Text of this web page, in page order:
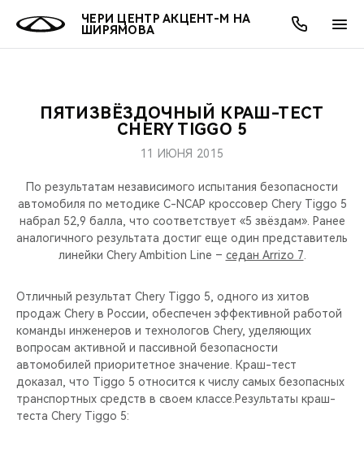
ЧЕРИ ЦЕНТР АКЦЕНТ-М НА
ШИРЯМОВА
МОДЕЛИ
КРОССОВЕРЫ
СЕДАНЫ
НОВИНКИ
ПОКУПАТЕЛЯМ
КРЕДИТ И СТРАХОВАНИЕ
ВЛАДЕЛЬЦАМ
ЗАПЧАСТИ И АКСЕССУАРЫ
ПОДДЕРЖКА
МИР CHERY
О БРЕНДЕ
CHERY В СОЦСЕТЯХ
CHERY REMOTE
CHERY И СПОРТ
АКЦИИ
ОНЛАЙН СЕРВИСЫ
КРЕДИТ
О КОМПАНИИ
МЫ В СОЦСЕТЯХ
ПЯТИЗВЁЗДОЧНЫЙ КРАШ-ТЕСТ
CHERY TIGGO 5
11 ИЮНЯ 2015
По результатам независимого испытания безопасности
автомобиля по методике C-NCAP кроссовер Chery Tiggo 5
набрал 52,9 балла, что соответствует «5 звёздам». Ранее
аналогичного результата достиг еще один представитель
линейки Chery Ambition Line – седан Arrizo 7
Отличный результат Chery Tiggo 5, одного из хитов
продаж Chery в России, обеспечен эффективной работой
команды инженеров и технологов Chery, уделяющих
вопросам активной и пассивной безопасности
автомобилей приоритетное значение. Краш-тест
доказал, что Tiggo 5 относится к числу самых безопасных
транспортных средств в своем классе.Результаты краш-
теста Chery Tiggo 5: